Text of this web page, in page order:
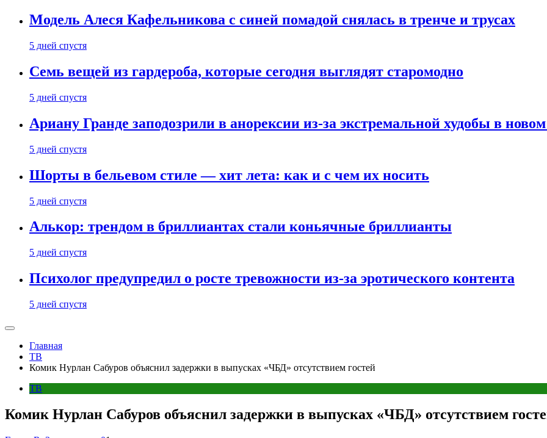
Модель Алеся Кафельникова с синей помадой снялась в тренче и трусах
5 дней спустя
Семь вещей из гардероба, которые сегодня выглядят старомодно
5 дней спустя
Ариану Гранде заподозрили в анорексии из-за экстремальной худобы в
5 дней спустя
Шорты в бельевом стиле — хит лета: как и с чем их носить
5 дней спустя
Алькор: трендом в бриллиантах стали коньячные бриллианты
5 дней спустя
Психолог предупредил о росте тревожности из-за эротического контента
5 дней спустя
Главная
ТВ
Комик Нурлан Сабуров объяснил задержки в выпусках «ЧБД» отсутствием гостей
ТВ
Комик Нурлан Сабуров объяснил задержки в выпусках «ЧБД» отсутствием